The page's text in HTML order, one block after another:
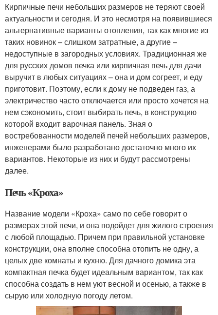
Кирпичные печи небольших размеров не теряют своей
актуальности и сегодня. И это несмотря на появившиеся
альтернативные варианты отопления, так как многие из
таких новинок – слишком затратные, а другие –
недоступные в загородных условиях. Традиционная же
для русских домов печка или кирпичная печь для дачи
выручит в любых ситуациях – она и дом согреет, и еду
приготовит. Поэтому, если к дому не подведен газ, а
электричество часто отключается или просто хочется на
нем сэкономить, стоит выбирать печь, в конструкцию
которой входит варочная панель. Зная о
востребованности моделей печей небольших размеров,
инженерами было разработано достаточно много их
вариантов. Некоторые из них и будут рассмотрены
далее.
Печь «Кроха»
Название модели «Кроха» само по себе говорит о
размерах этой печи, и она подойдет для жилого строения
с любой площадью. Причем при правильной установке
конструкции, она вполне способна отопить не одну, а
целых две комнаты и кухню. Для дачного домика эта
компактная печка будет идеальным вариантом, так как
способна создать в нем уют весной и осенью, а также в
сырую или холодную погоду летом.